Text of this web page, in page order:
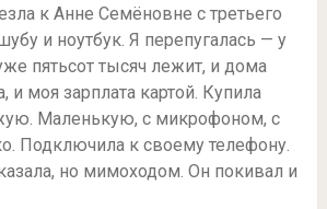
к Анне Семёновне с третьего
и ноутбук. Я перепугалась — у
пятьсот тысяч лежит, и дома
и моя зарплата картой. Купила
Маленькую, с микрофоном, с
Подключила к своему телефону.
но мимоходом. Он покивал и